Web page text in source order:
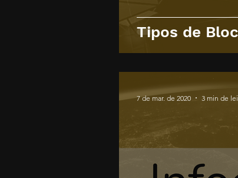
Tipos de
7 de mar. de 2020 3 min de